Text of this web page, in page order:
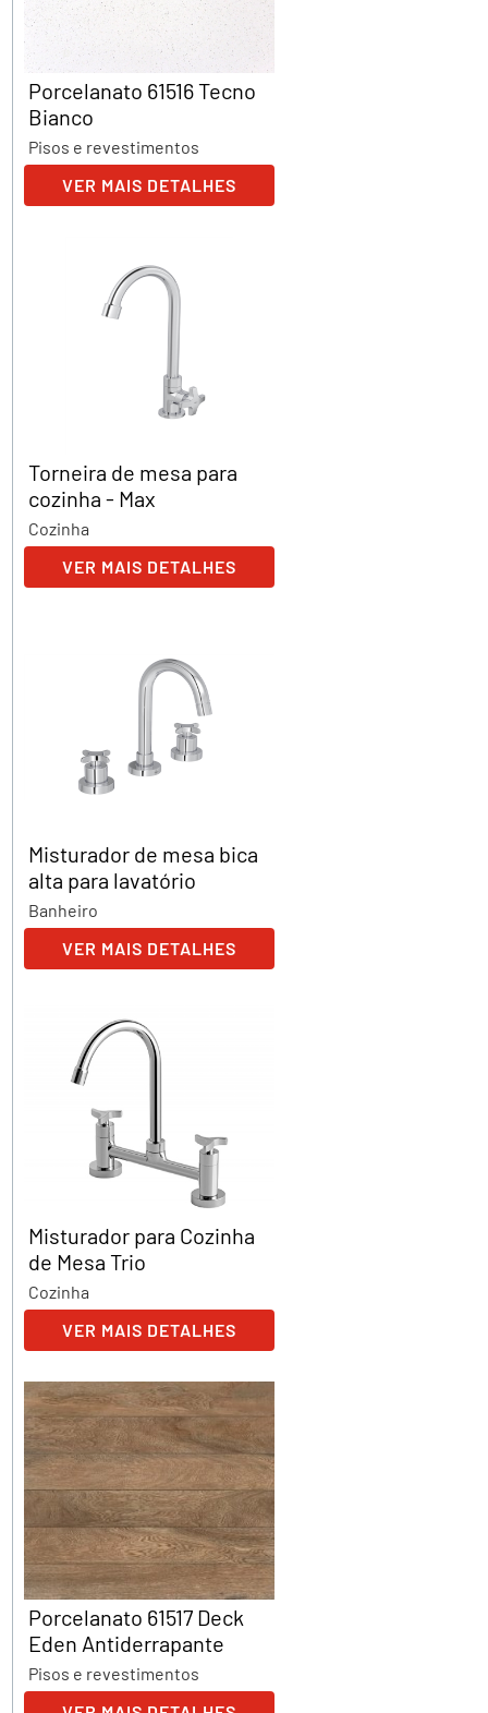
Porcelanato 61516 Tecno
Bianco
Pisos e revestimentos
VER MAIS DETALHES
Torneira de mesa para
cozinha - Max
Cozinha
VER MAIS DETALHES
Misturador de mesa bica
alta para lavatório
Banheiro
VER MAIS DETALHES
Misturador para Cozinha
de Mesa Trio
Cozinha
VER MAIS DETALHES
Porcelanato 61517 Deck
Eden Antiderrapante
Pisos e revestimentos